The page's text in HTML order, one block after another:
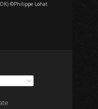
©Philippe Lohat